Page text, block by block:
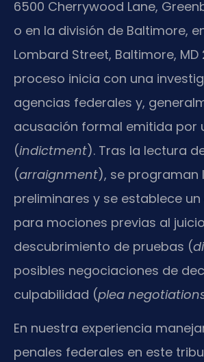
6500 Cherrywood Lane,
o en la división de Baltimore, en
Lombard Street, Baltimore, MD
proceso inicia con una
agencias federales y,
acusación formal emitida por
(indictment). Tras la lectura
(arraignment), se programan
preliminares y se establece
para mociones previas al
descubrimiento de pruebas (
posibles negociaciones de
culpabilidad (plea
En nuestra experiencia
penales federales en este